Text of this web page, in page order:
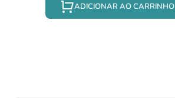
ADICIONAR AO CARRINHO